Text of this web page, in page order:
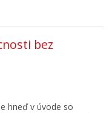
bez
hneď v úvode so